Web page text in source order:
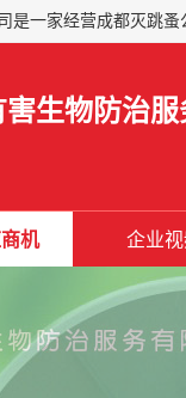
生物防治服
机 企业